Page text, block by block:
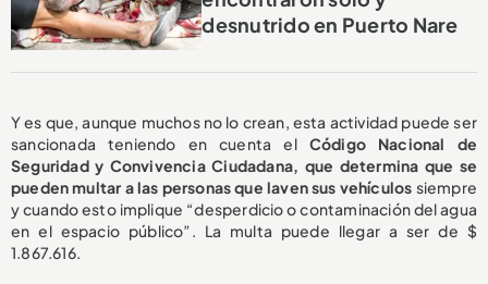
desnutrido en Puerto Nare
Y es que, aunque muchos no lo crean, esta actividad puede ser
sancionada teniendo en cuenta el Código Nacional de
Seguridad y Convivencia Ciudadana, que determina que se
pueden multar a las personas que laven sus vehículos siempre
y cuando esto implique “desperdicio o contaminación del agua
en el espacio público”. La multa puede llegar a ser de $
1.867.616.